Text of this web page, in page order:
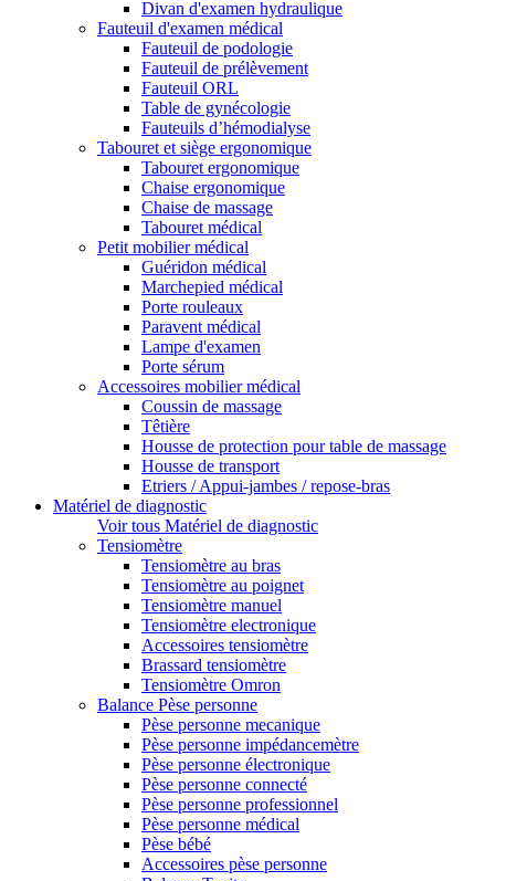
Divan d'examen hydraulique
Fauteuil d'examen médical
Fauteuil de podologie
Fauteuil de prélèvement
Fauteuil ORL
Table de gynécologie
Fauteuils d’hémodialyse
Tabouret et siège ergonomique
Tabouret ergonomique
Chaise ergonomique
Chaise de massage
Tabouret médical
Petit mobilier médical
Guéridon médical
Marchepied médical
Porte rouleaux
Paravent médical
Lampe d'examen
Porte sérum
Accessoires mobilier médical
Coussin de massage
Têtière
Housse de protection pour table de massage
Housse de transport
Etriers / Appui-jambes / repose-bras
Matériel de diagnostic
Voir tous Matériel de diagnostic
Tensiomètre
Tensiomètre au bras
Tensiomètre au poignet
Tensiomètre manuel
Tensiomètre electronique
Accessoires tensiomètre
Brassard tensiomètre
Tensiomètre Omron
Balance Pèse personne
Pèse personne mecanique
Pèse personne impédancemètre
Pèse personne électronique
Pèse personne connecté
Pèse personne professionnel
Pèse personne médical
Pèse bébé
Accessoires pèse personne